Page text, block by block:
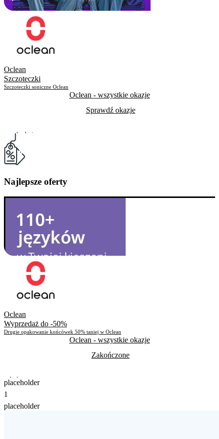
Oclean
Szczoteczki
Szczoteczki soniczne Oclean
Oclean - wszystkie okazje
Sprawdź okazje
Do odwołania
Skorzystało
Najlepsze oferty
Oclean
Wyprzedaż do -50%
Drugie opakowanie końcówek 50% taniej w Oclean
Oclean - wszystkie okazje
Zakończone
Zakończone
Skorzystało
placeholder
1
placeholder